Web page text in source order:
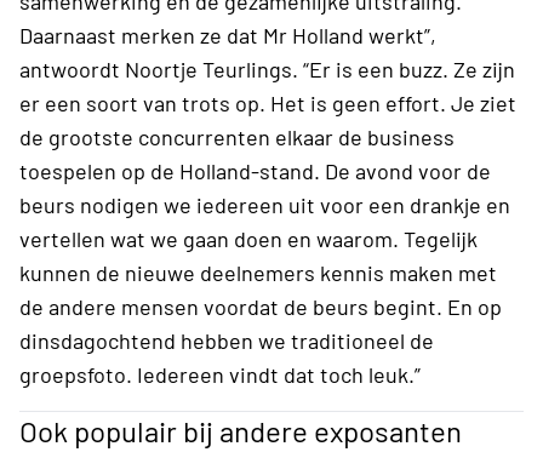
Daarnaast merken ze dat Mr Holland werkt”,
antwoordt Noortje Teurlings. “Er is een buzz. Ze zijn
er een soort van trots op. Het is geen effort. Je ziet
de grootste concurrenten elkaar de business
toespelen op de Holland-stand. De avond voor de
beurs nodigen we iedereen uit voor een drankje en
vertellen wat we gaan doen en waarom. Tegelijk
kunnen de nieuwe deelnemers kennis maken met
de andere mensen voordat de beurs begint. En op
dinsdagochtend hebben we traditioneel de
groepsfoto. Iedereen vindt dat toch leuk.”
Ook populair bij andere exposanten